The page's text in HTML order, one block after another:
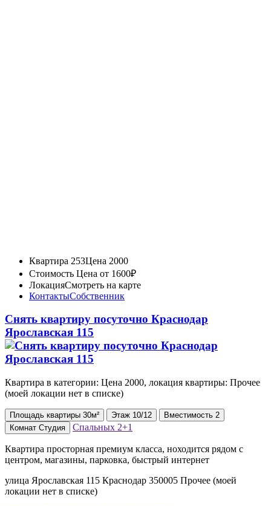
Квартира 253Цена 2000
Стоимость Цена от 1600₽
ЛокацияСмотреть на карте
КонтактыСобственник
Снять квартиру посуточно Краснодар
Ярославская 115
Квартира в категории: Цена 2000, локация квартиры: Прочее
(моей локации нет в списке)
Площадь квартиры 30м² Этаж 10/12 Вместимость 2
Комнат Студия Спальных 2+1
Квартира просторная премиум класса, ноходится рядом с
центром, магазины, парковка, быстрый интернет
улица Ярославская 115 Краснодар 350005 Прочее (моей
локации нет в списке)